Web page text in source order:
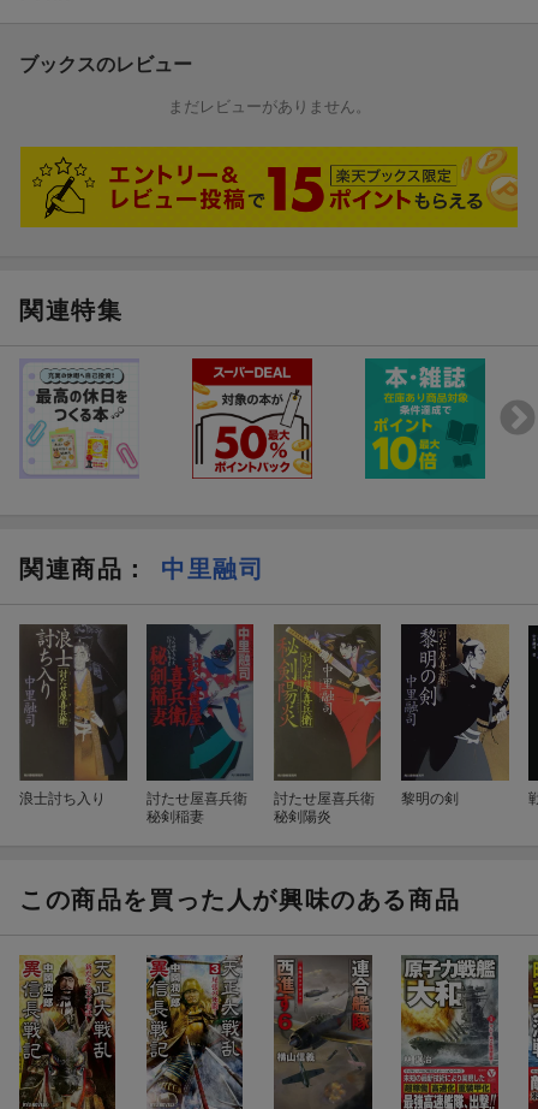
ブックスのレビュー
まだレビューがありません。
関連特集
関連商品 ： 中里融司
浪士討ち入り
討たせ屋喜兵衛
秘剣稲妻
討たせ屋喜兵衛
秘剣陽炎
黎明の剣
この商品を買った人が興味のある商品